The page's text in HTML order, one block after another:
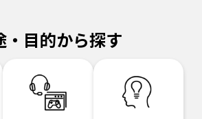
・目的から探す